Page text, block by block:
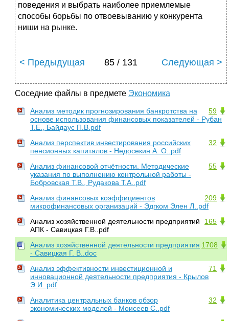
поведения и выбрать наиболее приемлемые
способы борьбы по отвоевыванию у конкурента
ниши на рынке.
< Предыдущая 85 / 131 Следующая >
Соседние файлы в предмете Экономика
59
Анализ методик прогнозирования банкротства на
основе использования финансовых показателей - Рубан
Т.Е., Байдаус П.В.pdf
32
Анализ перспектив инвестирования российских
пенсионных капиталов - Недосекин А. О..pdf
55
Анализ финансовой отчётности. Методические
указания по выполнению контрольной работы -
Бобровская Т.В., Рудакова Т.А..pdf
209
Анализ финансовых коэффициентов
микрофинансовых организаций - Эдгком Элен Л..pdf
165
Анализ хозяйственной деятельности предприятий
АПК - Савицкая Г.В..pdf
1708
Анализ хозяйственной деятельности предприятия
- Савицкая Г. В..doc
71
Анализ эффективности инвестиционной и
инновационной деятельности предприятия - Крылов
Э.И..pdf
32
Аналитика центральных банков обзор
экономических моделей - Моисеев С..pdf